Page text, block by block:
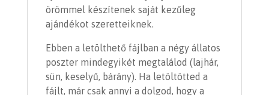
örömmel készítenek saját kezűleg
ajándékot szeretteiknek.
Ebben a letölthető fájlban a négy állatos
poszter mindegyikét megtalálod (lajhár,
sün, keselyű, bárány). Ha letöltötted a
fájlt, már csak annyi a dolgod, hogy a